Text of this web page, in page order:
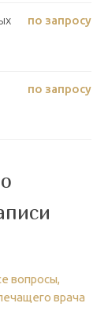
по запросу
по запросу
вопросы,
врача